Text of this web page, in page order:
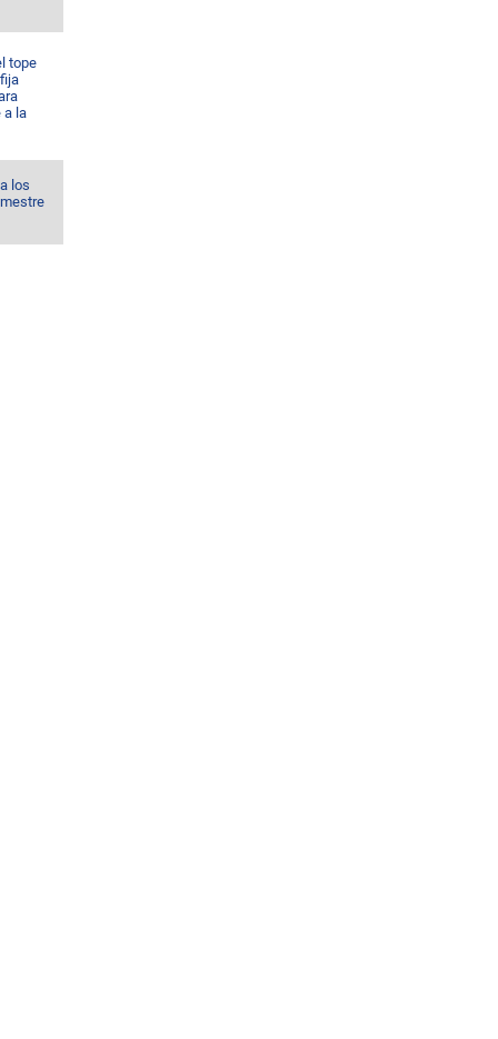
tope
a la
los